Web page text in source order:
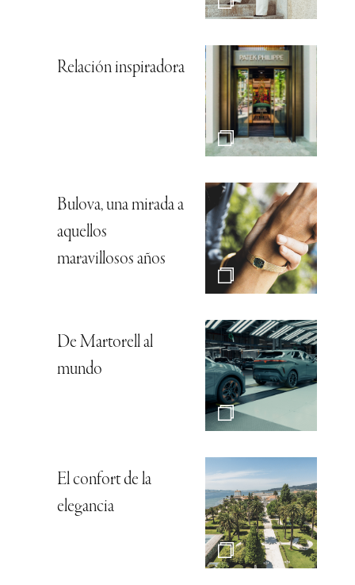
Relación inspiradora
Bulova, una mirada a
aquellos
maravillosos años
De Martorell al
mundo
El confort de la
elegancia